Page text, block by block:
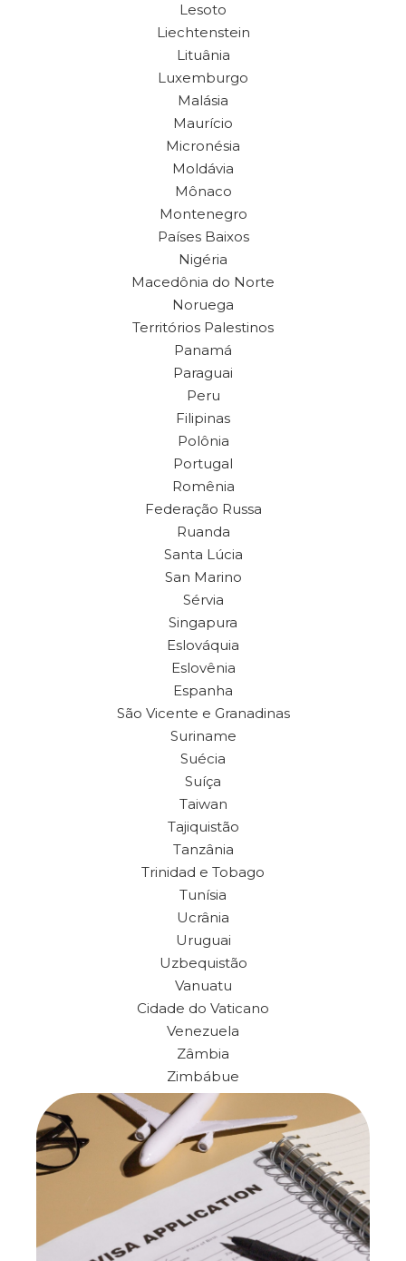
Lesoto
Liechtenstein
Lituânia
Luxemburgo
Malásia
Maurício
Micronésia
Moldávia
Mônaco
Montenegro
Países Baixos
Nigéria
Macedônia do Norte
Noruega
Territórios Palestinos
Panamá
Paraguai
Peru
Filipinas
Polônia
Portugal
Romênia
Federação Russa
Ruanda
Santa Lúcia
San Marino
Sérvia
Singapura
Eslováquia
Eslovênia
Espanha
São Vicente e Granadinas
Suriname
Suécia
Suíça
Taiwan
Tajiquistão
Tanzânia
Trinidad e Tobago
Tunísia
Ucrânia
Uruguai
Uzbequistão
Vanuatu
Cidade do Vaticano
Venezuela
Zâmbia
Zimbábue